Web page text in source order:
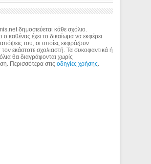
δημοσιεύεται κάθε σχόλιο.
καθένας έχει το δικαίωμα να εκφέρει
απόψεις του, οι οποίες εκφράζουν
τον εκάστοτε σχολιαστή. Τα συκοφαντικά ή
θα διαγράφονται χωρίς
Περισσότερα στιςοδηγίες χρήσης.